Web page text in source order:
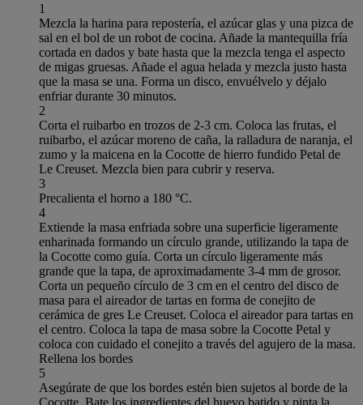
1
Mezcla la harina para repostería, el azúcar glas y una pizca de
sal en el bol de un robot de cocina. Añade la mantequilla fría
cortada en dados y bate hasta que la mezcla tenga el aspecto
de migas gruesas. Añade el agua helada y mezcla justo hasta
que la masa se una. Forma un disco, envuélvelo y déjalo
enfriar durante 30 minutos.
2
Corta el ruibarbo en trozos de 2-3 cm. Coloca las frutas, el
ruibarbo, el azúcar moreno de caña, la ralladura de naranja, el
zumo y la maicena en la Cocotte de hierro fundido Petal de
Le Creuset. Mezcla bien para cubrir y reserva.
3
Precalienta el horno a 180 °C.
4
Extiende la masa enfriada sobre una superficie ligeramente
enharinada formando un círculo grande, utilizando la tapa de
la Cocotte como guía. Corta un círculo ligeramente más
grande que la tapa, de aproximadamente 3-4 mm de grosor.
Corta un pequeño círculo de 3 cm en el centro del disco de
masa para el aireador de tartas en forma de conejito de
cerámica de gres Le Creuset. Coloca el aireador para tartas en
el centro. Coloca la tapa de masa sobre la Cocotte Petal y
coloca con cuidado el conejito a través del agujero de la masa.
Rellena los bordes
5
Asegúrate de que los bordes estén bien sujetos al borde de la
Cocotte. Bate los ingredientes del huevo batido y pinta la